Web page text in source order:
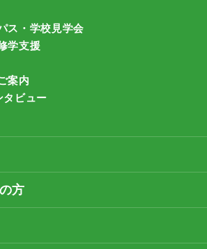
ス・学校見学会
学支援
案内
タビュー
方